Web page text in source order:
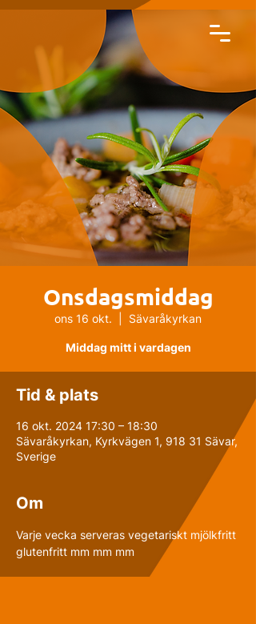
Onsdagsmiddag
ons 16 okt. Sävaråkyrkan
Middag mitt i vardagen
Tid & plats
16 okt. 2024 17:30 – 18:30
Sävaråkyrkan, Kyrkvägen 1, 918 31 Sävar,
Sverige
Om
Varje vecka serveras vegetariskt mjölkfritt
glutenfritt mm mm mm